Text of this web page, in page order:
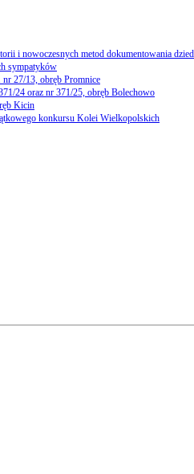
i nowoczesnych metod dokumentowania
sympatyków
nr 27/13, obręb Promnice
24 oraz nr 371/25, obręb Bolechowo
Kicin
konkursu Kolei Wielkopolskich